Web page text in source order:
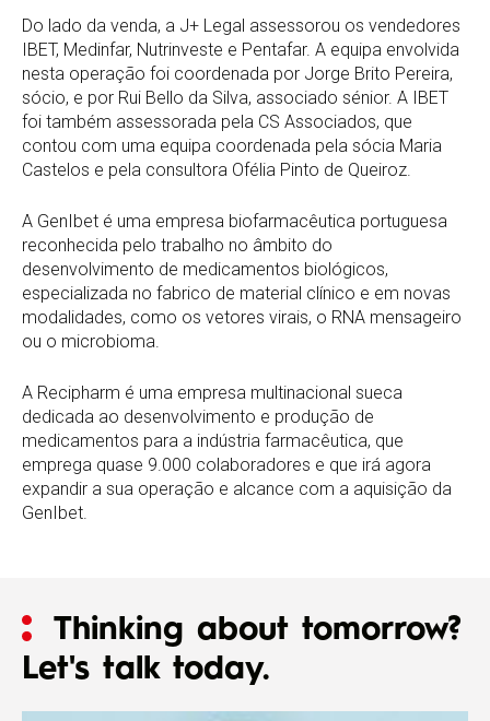
Do lado da venda, a J+ Legal assessorou os vendedores
IBET, Medinfar, Nutrinveste e Pentafar. A equipa envolvida
nesta operação foi coordenada por Jorge Brito Pereira,
sócio, e por Rui Bello da Silva, associado sénior. A IBET
foi também assessorada pela CS Associados, que
contou com uma equipa coordenada pela sócia Maria
Castelos e pela consultora Ofélia Pinto de Queiroz.
A GenIbet é uma empresa biofarmacêutica portuguesa
reconhecida pelo trabalho no âmbito do
desenvolvimento de medicamentos biológicos,
especializada no fabrico de material clínico e em novas
modalidades, como os vetores virais, o RNA mensageiro
ou o microbioma.
A Recipharm é uma empresa multinacional sueca
dedicada ao desenvolvimento e produção de
medicamentos para a indústria farmacêutica, que
emprega quase 9.000 colaboradores e que irá agora
expandir a sua operação e alcance com a aquisição da
GenIbet.
Thinking about tomorrow?
Let's talk today.